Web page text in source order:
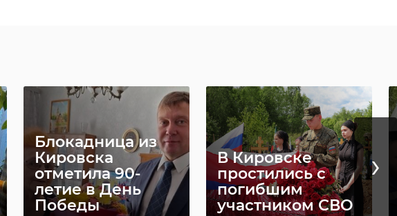
Блокадница из
Кировска
отметила 90-
летие в День
Победы
В Кировске
простились с
погибшим
участником СВО
›